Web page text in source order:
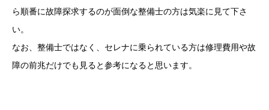
ら順番に故障探求するのが面倒な整備士の方は気楽に見て下さ
い。
なお、整備士ではなく、セレナに乗られている方は修理費用や故
障の前兆だけでも見ると参考になると思います。